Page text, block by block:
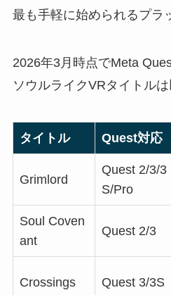
最も手軽に始められるプラ
2026年3月時点でMeta
ソウルライクVRタイトルは
タイトル Quest対応
Grimlord
Quest 2/3/3
S/Pro
Soul Coven
ant
Quest 2/3
Crossings Quest 3/3S